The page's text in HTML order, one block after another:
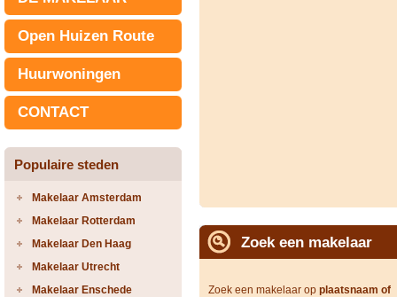
Open Huizen Route
Huurwoningen
CONTACT
Populaire steden
Makelaar Amsterdam
Makelaar Rotterdam
Makelaar Den Haag
Makelaar Utrecht
Makelaar Enschede
Zoek een makelaar
Zoek een makelaar op plaatsnaam of